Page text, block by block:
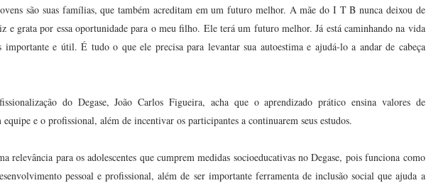
são suas famílias, que também acreditam em um futuro melhor. A mãe do I T B nunca deixou de
e grata por essa oportunidade para o meu filho. Ele terá um futuro melhor. Já está caminhando na vida
importante e útil. É tudo o que ele precisa para levantar sua autoestima e ajudá-lo a andar de cabeça
do Degase, João Carlos Figueira, acha que o aprendizado prático ensina valores de
e o profissional, além de incentivar os participantes a continuarem seus estudos.
relevância para os adolescentes que cumprem medidas socioeducativas no Degase, pois funciona como
pessoal e profissional, além de ser importante ferramenta de inclusão social que ajuda a